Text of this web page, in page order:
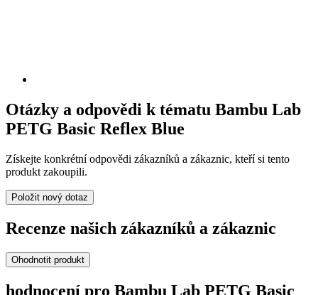
Otázky a odpovědi k tématu Bambu Lab
PETG Basic Reflex Blue
Získejte konkrétní odpovědi zákazníků a zákaznic, kteří si tento
produkt zakoupili.
Položit nový dotaz
Recenze našich zákazníků a zákaznic
Ohodnotit produkt
hodnocení pro Bambu Lab PETG Basic